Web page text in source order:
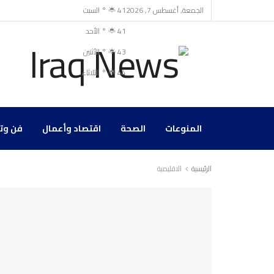
الجمعة, أغسطس 7, 2026 41
° السبت
41
° الأحد
43
°الأثنين
44
° الثلاثاء
فن اقتصاد وأعمال الصحة المنوعات
الرئيسية الاقليمية